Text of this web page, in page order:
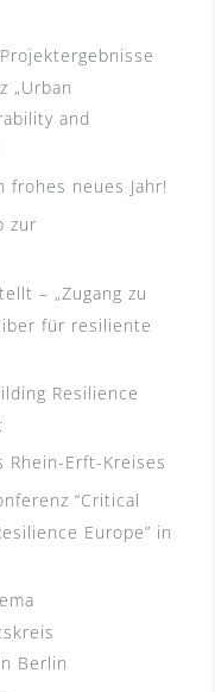
„Urban
and
frohes neues Jahr!
zur
– „Zugang zu
für resiliente
Resilience
Rhein-Erft-Kreises
“Critical
Europe” in
Berlin